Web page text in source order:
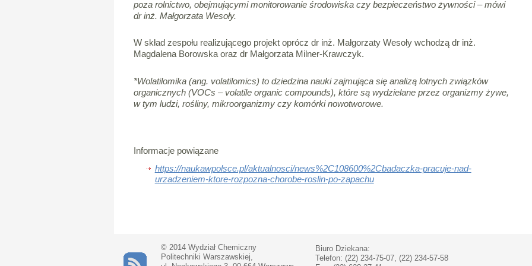
poza rolnictwo, obejmującymi monitorowanie środowiska czy bezpieczeństwo żywności – mówi
dr inż. Małgorzata Wesoły.
W skład zespołu realizującego projekt oprócz dr inż. Małgorzaty Wesoły wchodzą dr inż.
Magdalena Borowska oraz dr Małgorzata Milner-Krawczyk.
*Wolatilomika (ang. volatilomics) to dziedzina nauki zajmująca się analizą lotnych związków
organicznych (VOCs – volatile organic compounds), które są wydzielane przez organizmy żywe,
w tym ludzi, rośliny, mikroorganizmy czy komórki nowotworowe.
Informacje powiązane
https://naukawpolsce.pl/aktualnosci/news%2C108600%2Cbadaczka-pracuje-nad-
urzadzeniem-ktore-rozpozna-chorobe-roslin-po-zapachu
© 2014 Wydział Chemiczny
Politechniki Warszawskiej,
Biuro Dziekana:
Telefon: (22) 234-75-07, (22) 234-57-58